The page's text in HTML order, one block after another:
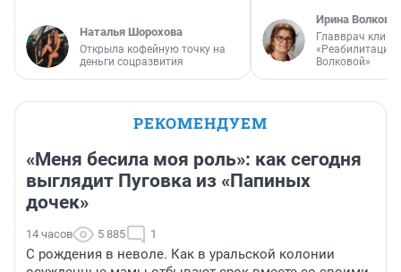
Наталья Шорохова
Открыла кофейную точку на
деньги соцразвития
Ирина Волкова
Главврач
«Реабилитация
Волковой»
РЕКОМЕНДУЕМ
«Меня бесила моя роль»: как сегодня
выглядит Пуговка из «Папиных
дочек»
14 часов 5 885 1
С рождения в неволе. Как в уральской колонии